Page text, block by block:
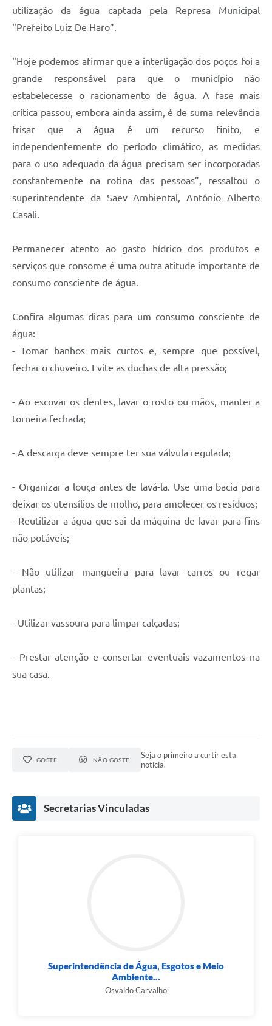
utilização da água captada pela Represa Municipal
“Prefeito Luiz De Haro”.
“Hoje podemos afirmar que a interligação dos poços foi a
grande responsável para que o município não
estabelecesse o racionamento de água. A fase mais
crítica passou, embora ainda assim, é de suma relevância
frisar que a água é um recurso finito, e
independentemente do período climático, as medidas
para o uso adequado da água precisam ser incorporadas
constantemente na rotina das pessoas”, ressaltou o
superintendente da Saev Ambiental, Antônio Alberto
Casali.
Permanecer atento ao gasto hídrico dos produtos e
serviços que consome é uma outra atitude importante de
consumo consciente de água.
Confira algumas dicas para um consumo consciente de
água:
- Tomar banhos mais curtos e, sempre que possível,
fechar o chuveiro. Evite as duchas de alta pressão;
- Ao escovar os dentes, lavar o rosto ou mãos, manter a
torneira fechada;
- A descarga deve sempre ter sua válvula regulada;
- Organizar a louça antes de lavá-la. Use uma bacia para
deixar os utensílios de molho, para amolecer os resíduos;
- Reutilizar a água que sai da máquina de lavar para fins
não potáveis;
- Não utilizar mangueira para lavar carros ou regar
plantas;
- Utilizar vassoura para limpar calçadas;
- Prestar atenção e consertar eventuais vazamentos na
sua casa.
GOSTEI NÃO GOSTEI
Seja o primeiro a curtir esta
notícia.
Secretarias Vinculadas
Superintendência de Água, Esgotos e Meio
Ambiente...
Osvaldo Carvalho